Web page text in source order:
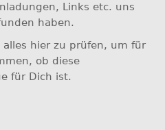
Links etc. uns
haben.
alles hier zu prüfen, um für
ob diese
für Dich ist.